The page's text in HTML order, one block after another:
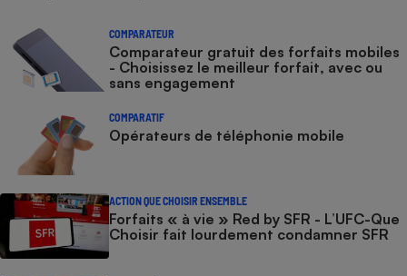
COMPARATEUR
Comparateur gratuit des forfaits mobiles
- Choisissez le meilleur forfait, avec ou
sans engagement
COMPARATIF
Opérateurs de téléphonie mobile
ACTION QUE CHOISIR ENSEMBLE
Forfaits « à vie » Red by SFR - L’UFC-Que
Choisir fait lourdement condamner SFR